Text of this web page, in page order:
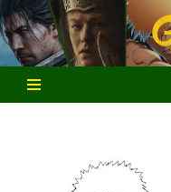
Aller
au
contenu